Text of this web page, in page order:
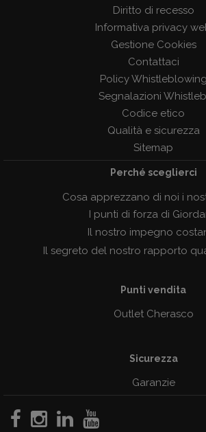
Diritto di recesso
Informativa privacy
Gestione Cookies
Contattaci
Policy Whistleblowing
Segnalazioni
Codice etico
Qualità e sicurezza
Sitemap
Perché sceglierci
Cosa apprezzano di noi i
I punti di forza di
Il nostro impegno
Il segreto del nostro rapporto
Punti vendita
Outlet Cherasco
Sicurezza
Garanzie